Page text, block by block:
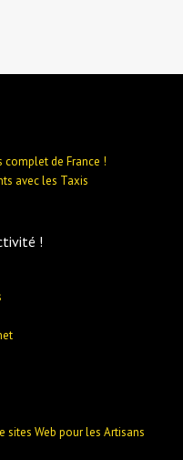
complet de France !
avec les Taxis
!
sites Web pour les Artisans